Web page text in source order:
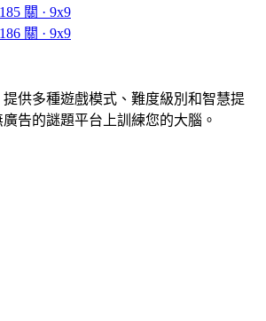
關 · 9x9
關 · 9x9
供多種遊戲模式、難度級別和智慧提
告的謎題平台上訓練您的大腦。